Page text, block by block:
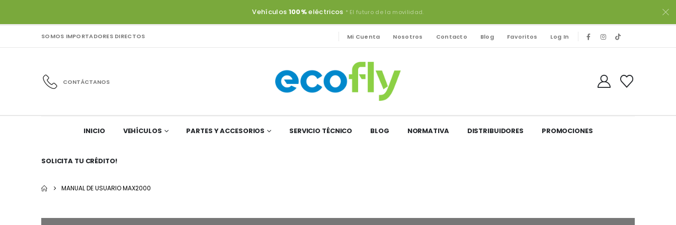
Vehículos 100%eléctricos * El futuro de la movilidad.
SOMOS IMPORTADORES DIRECTOS Mi Cuenta Nosotros Contacto Blog Favoritos Log In
CONTÁCTANOS
INICIO VEHÍCULOS PARTES Y ACCESORIOS SERVICIO TÉCNICO BLOG NORMATIVA DISTRIBUIDORES PROMOCIONES
SOLICITA TU CRÉDITO!
MANUAL DE USUARIO MAX2000